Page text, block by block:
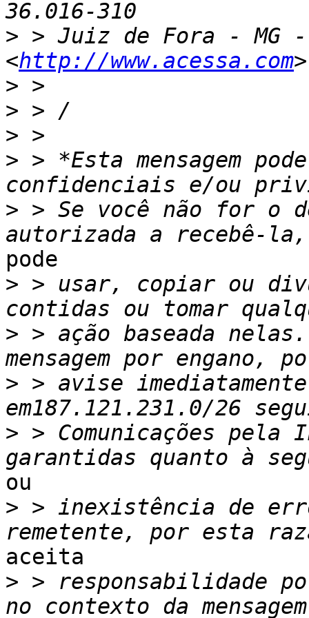
> > Juiz de Fora - MG -
<http://www.acessa.com
>
>
>
> > *Esta mensagem
> > Se você não for o
pode
> > usar, copiar ou
> > ação baseada
> > avise
> > Comunicações pela
ou
> > inexistência de
aceita
> > responsabilidade